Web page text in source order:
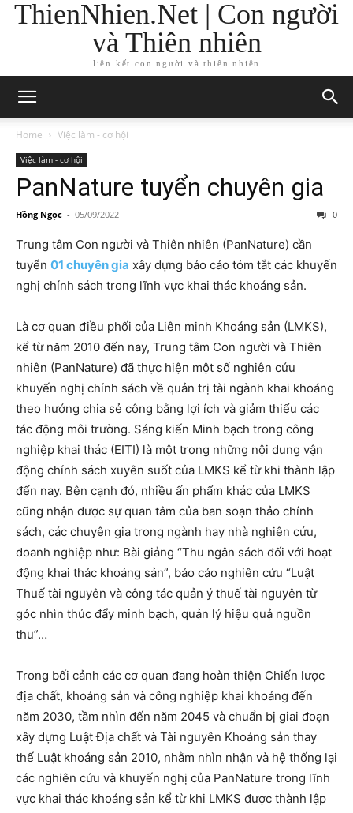
ThienNhien.Net | Con người
và Thiên nhiên
liên kết con người và thiên nhiên
Home Việc làm - cơ hội
Việc làm - cơ hội
PanNature tuyển chuyên gia
Hồng Ngọc - 05/09/2022 0
Trung tâm Con người và Thiên nhiên (PanNature) cần
tuyển 01 chuyên gia xây dựng báo cáo tóm tắt các khuyến
nghị chính sách trong lĩnh vực khai thác khoáng sản.
Là cơ quan điều phối của Liên minh Khoáng sản (LMKS),
kể từ năm 2010 đến nay, Trung tâm Con người và Thiên
nhiên (PanNature) đã thực hiện một số nghiên cứu
khuyến nghị chính sách về quản trị tài ngành khai khoáng
theo hướng chia sẻ công bằng lợi ích và giảm thiểu các
tác động môi trường. Sáng kiến Minh bạch trong công
nghiệp khai thác (EITI) là một trong những nội dung vận
động chính sách xuyên suốt của LMKS kể từ khi thành lập
đến nay. Bên cạnh đó, nhiều ấn phẩm khác của LMKS
cũng nhận được sự quan tâm của ban soạn thảo chính
sách, các chuyên gia trong ngành hay nhà nghiên cứu,
doanh nghiệp như: Bài giảng “Thu ngân sách đối với hoạt
động khai thác khoáng sản”, báo cáo nghiên cứu “Luật
Thuế tài nguyên và công tác quản ý thuế tài nguyên từ
góc nhìn thúc đẩy minh bạch, quản lý hiệu quả nguồn
thu”…
Trong bối cảnh các cơ quan đang hoàn thiện Chiến lược
địa chất, khoáng sản và công nghiệp khai khoáng đến
năm 2030, tầm nhìn đến năm 2045 và chuẩn bị giai đoạn
xây dựng Luật Địa chất và Tài nguyên Khoáng sản thay
thế Luật khoáng sản 2010, nhằm nhìn nhận và hệ thống lại
các nghiên cứu và khuyến nghị của PanNature trong lĩnh
vực khai thác khoáng sản kể từ khi LMKS được thành lập